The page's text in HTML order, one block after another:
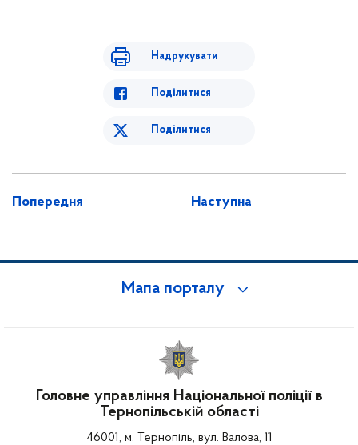
Надрукувати
Поділитися
Поділитися
Попередня Наступна
Мапа порталу
Головне управління Національної поліції в
Тернопільській області
46001, м. Тернопіль, вул. Валова, 11